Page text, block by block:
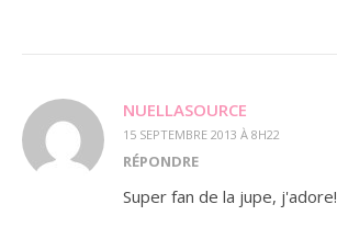
NUELLASOURCE
15 SEPTEMBRE 2013 À 8H22
RÉPONDRE
Super fan de la jupe, j'adore!